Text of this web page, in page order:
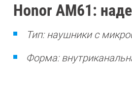
Honor AM61:
Тип: наушники с
Форма: